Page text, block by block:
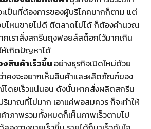
เป็นที่ต้องการของผู้บริโภคมากก็ตาม แต่
บไหนขายไม่ดี ตีตลาดไม่ได้ ก็ต้องคำนวณ
กเราสั่งสกรีนถุงฟอยล์สต็อกไว้มากเกิน
ห้เกิดปัญหาได้
สินค้าเร็วขึ้น อย่างธุรกิจเปิดใหม่ด้วย
าคงจะอยากเห็นสินค้าและผลิตภัณฑ์ของ
โดยเร็วแน่นอน ดังนั้นหากสั่งผลิตสกรีน
มาณที่ไม่มาก เอาแค่พอสมควร ก็จะทำให้
ค้าภาพรวมทั้งหมดก็เห็นภาพเร็วตามไป